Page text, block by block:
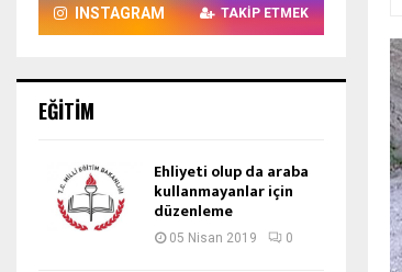
INSTAGRAM TAKIP ETMEK
EĞITIM
Ehliyeti olup da araba
kullanmayanlar için
düzenleme
05 Nisan 2019 0